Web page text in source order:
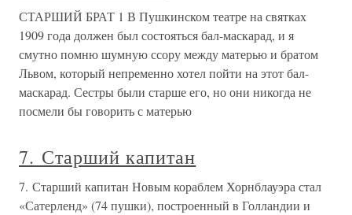
СТАРШИЙ БРАТ 1 В Пушкинском театре на святках
1909 года должен был состояться бал-маскарад, и я
смутно помню шумную ссору между матерью и братом
Львом, который непременно хотел пойти на этот бал-
маскарад. Сестры были старше его, но они никогда не
посмели бы говорить с матерью
7. Старший капитан
7. Старший капитан Новым кораблем Хорнблауэра стал
«Сатерленд» (74 пушки), построенный в Голландии и